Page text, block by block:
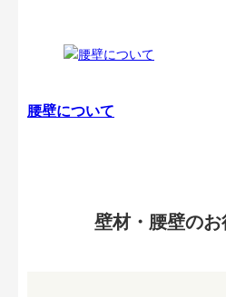
腰壁について
壁材・腰壁の